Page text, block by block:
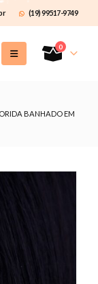
(19) 99517-9749
0
BANHADO EM